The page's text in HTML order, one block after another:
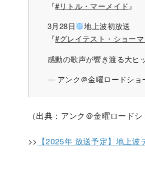
『#リトル・マーメイド』
3月28日
地上波初放送
『#グレイテスト・ショー
感動の歌声が響き渡る大ヒ
— アンク＠金曜ロードショ
（出典：アンク＠金曜ロードシ
>> 【2025年 放送予定】地上